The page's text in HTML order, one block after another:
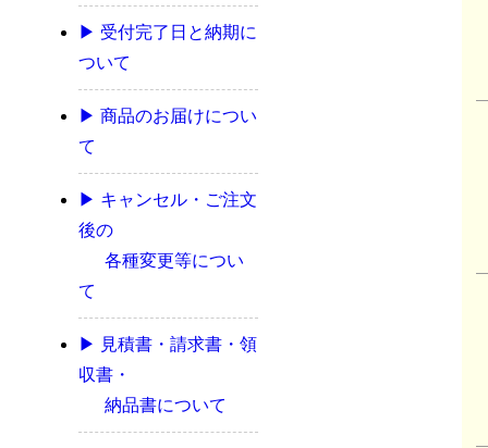
▶ 受付完了日と納期に
ついて
▶ 商品のお届けについ
て
▶ キャンセル・ご注文
後の
各種変更等につい
て
▶ 見積書・請求書・領
収書・
納品書について